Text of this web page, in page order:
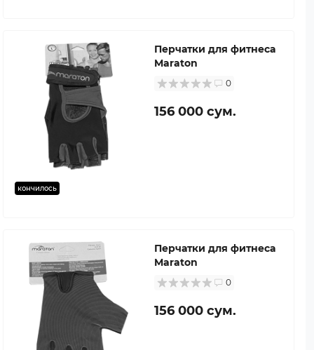
кончилось
Перчатки для фитнеса
Maraton
0
156 000 сум.
Перчатки для фитнеса
Maraton
0
156 000 сум.